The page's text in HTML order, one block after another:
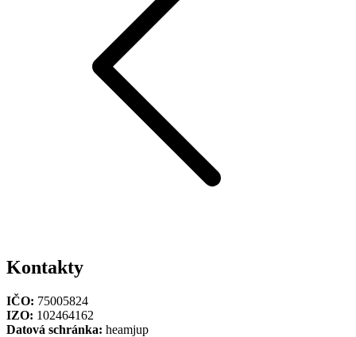
Kontakty
IČO: 75005824
IZO: 102464162
Datová schránka: heamjup